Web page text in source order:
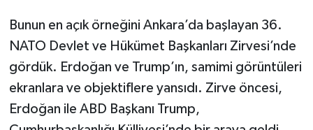
Bunun en açık örneğini Ankara’da başlayan 36.
NATO Devlet ve Hükümet Başkanları Zirvesi’nde
gördük. Erdoğan ve Trump’ın, samimi görüntüleri
ekranlara ve objektiflere yansıdı. Zirve öncesi,
Erdoğan ile ABD Başkanı Trump,